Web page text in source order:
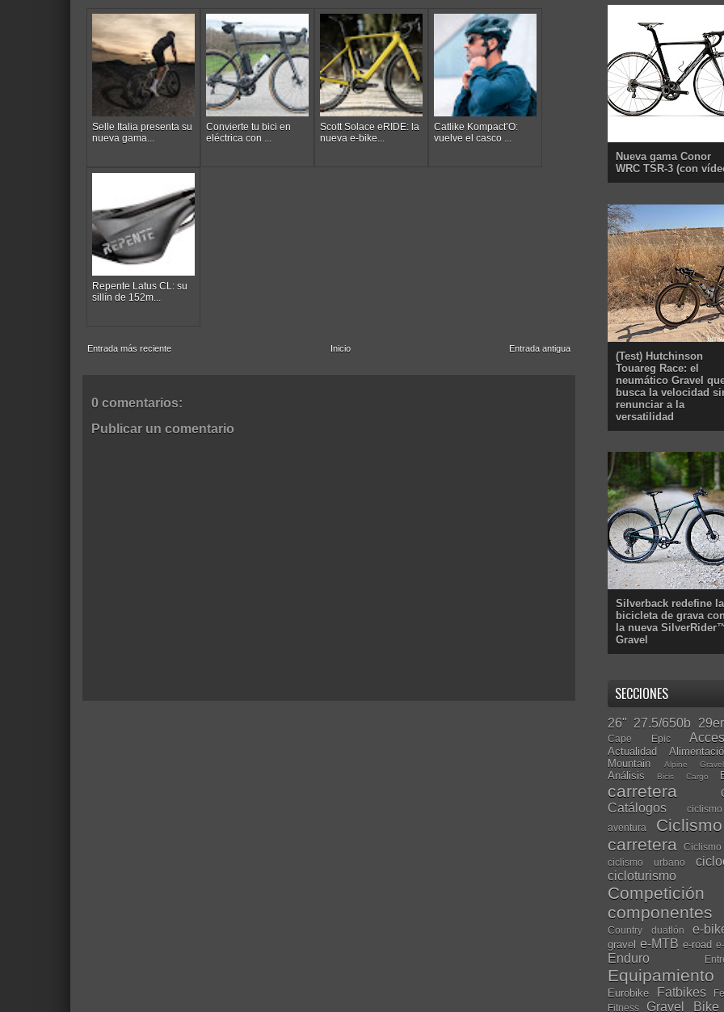
Selle Italia presenta su
nueva gama...
Convierte tu bici en
eléctrica con ...
Scott Solace eRIDE: la
nueva e-bike...
Catlike Kompact’O:
vuelve el casco ...
Repente Latus CL: su
sillín de 152m...
Entrada más reciente Entrada antigua
Inicio
0 comentarios:
Publicar un comentario
Nueva gama Conor
WRC TSR-3 (con
(Test) Hutchinson
Touareg Race: el
neumático Gravel
busca la velocidad
renunciar a la
versatilidad
Silverback redefine la
bicicleta de grava
la nueva
Gravel
SECCIONES
26" 27.5/650b 29er
Cape Epic
Actualidad
Mountain
Alpine
Análisis Bicis Cargo
carretera
Catálogos
aventura
carretera
Ciclismo
ciclismo urbano
cicloturismo
Competición
componentes
Country duatlón e-
gravel e-MTB e-road
Enduro
Equipamiento
Eurobike Fatbikes
Fitness
Gravel Bike